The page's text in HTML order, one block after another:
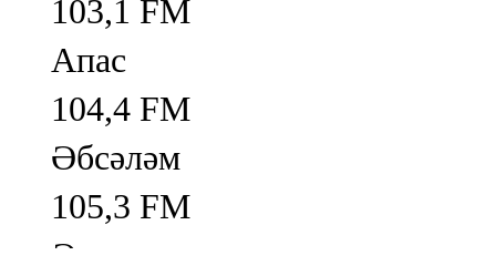
103,1 FM
Апас
104,4 FM
Әбсәләм
105,3 FM
Әлмәт